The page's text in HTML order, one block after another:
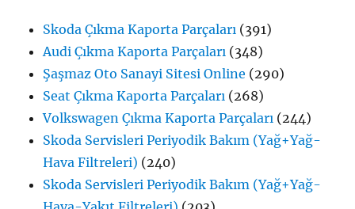
Skoda Çıkma Kaporta Parçaları (391)
Audi Çıkma Kaporta Parçaları (348)
Şaşmaz Oto Sanayi Sitesi Online (290)
Seat Çıkma Kaporta Parçaları (268)
Volkswagen Çıkma Kaporta Parçaları (244)
Skoda Servisleri Periyodik Bakım (Yağ+Yağ-
Hava Filtreleri) (240)
Skoda Servisleri Periyodik Bakım (Yağ+Yağ-